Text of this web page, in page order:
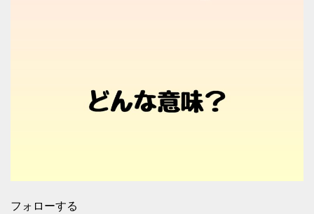
フォローする